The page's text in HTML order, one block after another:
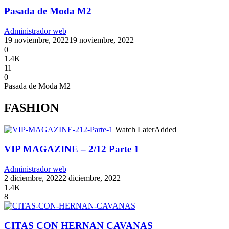
Pasada de Moda M2
Administrador web
19 noviembre, 202219 noviembre, 2022
0
1.4K
11
0
Pasada de Moda M2
FASHION
Watch LaterAdded
VIP MAGAZINE – 2/12 Parte 1
Administrador web
2 diciembre, 20222 diciembre, 2022
1.4K
8
CITAS CON HERNAN CAVANAS